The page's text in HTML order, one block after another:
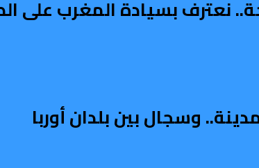
نعترف بسيادة المغرب على
وسجال بين بلدان أوربا